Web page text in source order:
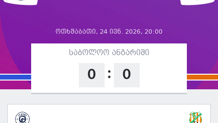
ოთხშაბათი, 24 ივნ. 2026, 20:00
საბოლოო ანგარიში
0 : 0